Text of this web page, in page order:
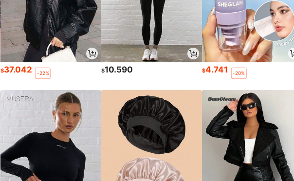
$37.042 -22% $10.590 $4.741 -20%